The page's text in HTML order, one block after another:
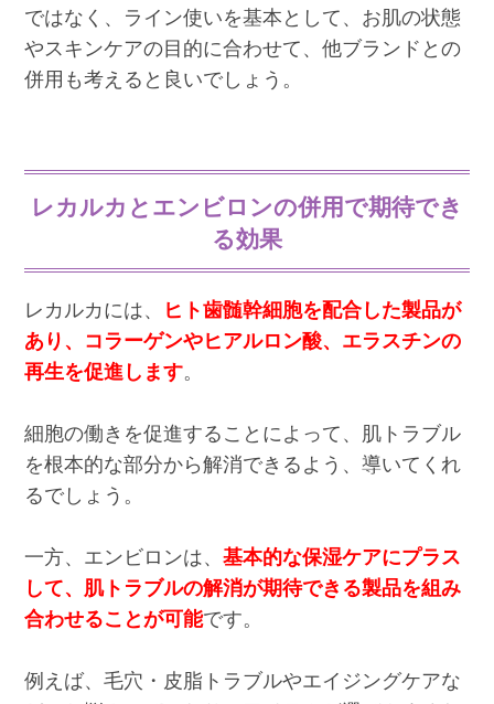
ではなく、ライン使いを基本として、お肌の状態
やスキンケアの目的に合わせて、他ブランドとの
併用も考えると良いでしょう。
レカルカとエンビロンの併用で期待でき
る効果
レカルカには、
ヒト歯髄幹細胞を配合した製品が
あり、コラーゲンやヒアルロン酸、エラスチンの
再生を促進します。
細胞の働きを促進することによって、肌トラブル
を根本的な部分から解消できるよう、導いてくれ
るでしょう。
一方、エンビロンは、 基本的な保湿ケアにプラス
して、肌トラブルの解消が期待できる製品を組み
合わせることが可能です。
例えば、毛穴・皮脂トラブルやエイジングケアな